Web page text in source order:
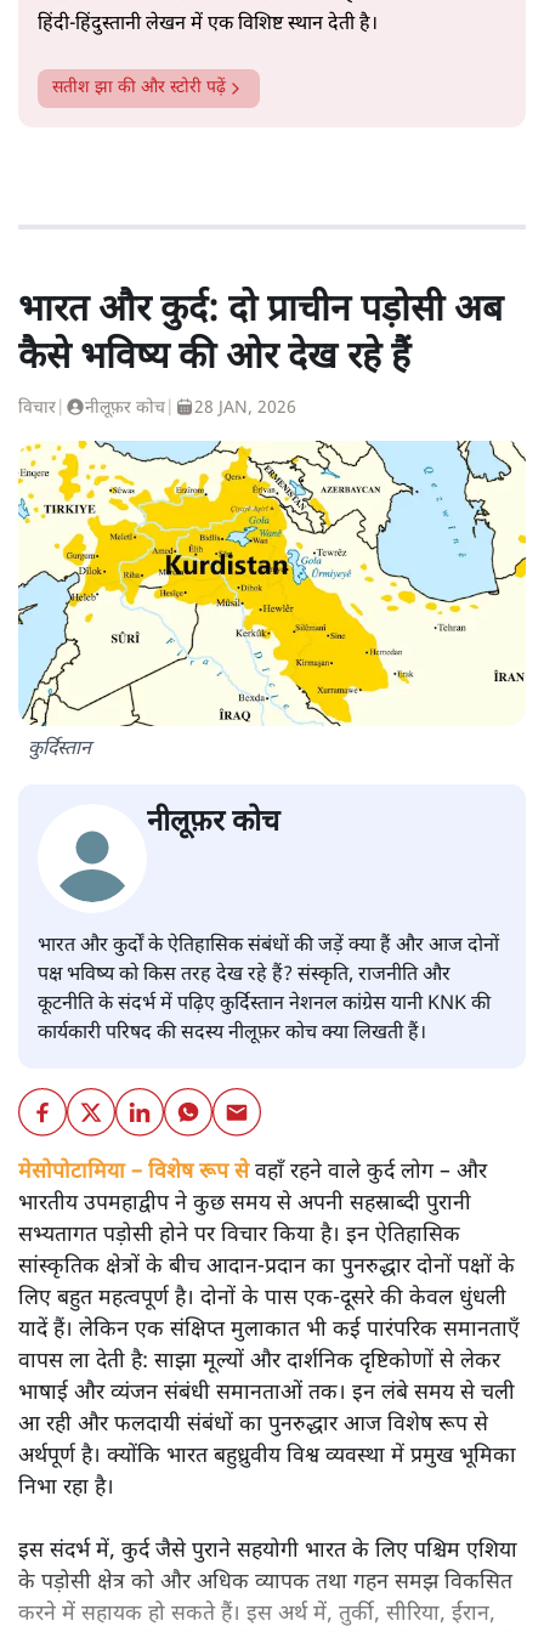
हिंदी‑हिंदुस्तानी लेखन में एक विशिष्ट स्थान देती है।
सतीश झा की और स्टोरी पढ़ें
भारत और कुर्द: दो प्राचीन पड़ोसी अब
कैसे भविष्य की ओर देख रहे हैं
विचार नीलूफ़र कोच 28 JAN, 2026
कुर्दिस्तान
नीलूफ़र कोच
भारत और कुर्दों के ऐतिहासिक संबंधों की जड़ें क्या हैं और आज दोनों
पक्ष भविष्य को किस तरह देख रहे हैं? संस्कृति, राजनीति और
कूटनीति के संदर्भ में पढ़िए कुर्दिस्तान नेशनल कांग्रेस यानी KNK की
कार्यकारी परिषद की सदस्य नीलूफ़र कोच क्या लिखती हैं।
मेसोपोटामिया – विशेष रूप सेवहाँ रहने वाले कुर्द लोग – और
भारतीय उपमहाद्वीप ने कुछ समय से अपनी सहस्राब्दी पुरानी
सभ्यतागत पड़ोसी होने पर विचार किया है। इन ऐतिहासिक
सांस्कृतिक क्षेत्रों के बीच आदान-प्रदान का पुनरुद्धार दोनों पक्षों के
लिए बहुत महत्वपूर्ण है। दोनों के पास एक-दूसरे की केवल धुंधली
यादें हैं। लेकिन एक संक्षिप्त मुलाकात भी कई पारंपरिक समानताएँ
वापस ला देती है: साझा मूल्यों और दार्शनिक दृष्टिकोणों से लेकर
भाषाई और व्यंजन संबंधी समानताओं तक। इन लंबे समय से चली
आ रही और फलदायी संबंधों का पुनरुद्धार आज विशेष रूप से
अर्थपूर्ण है। क्योंकि भारत बहुध्रुवीय विश्व व्यवस्था में प्रमुख भूमिका
निभा रहा है।
इस संदर्भ में, कुर्द जैसे पुराने सहयोगी भारत के लिए पश्चिम एशिया
के पड़ोसी क्षेत्र को और अधिक व्यापक तथा गहन समझ विकसित
करने में सहायक हो सकते हैं। इस अर्थ में, तुर्की, सीरिया, ईरान,